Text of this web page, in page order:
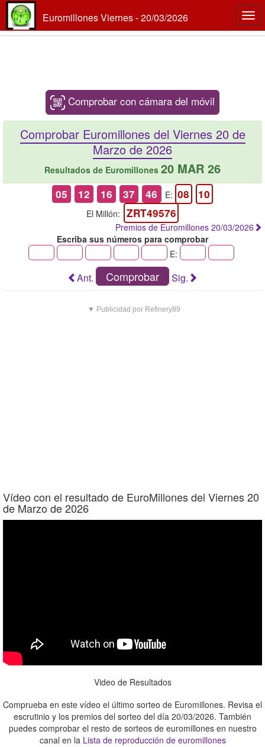
Euromillones Viernes - 20/03/2026
Comprobar con cámara del móvil
Comprobar Euromillones del Viernes 20 de
Marzo de 2026
Resultados de Euromillones 20 MAR 26
05 12 16 37 46 E: 08 10
El Millón: ZRT49576
Premios de Euromillones 20/03/2026
Escriba sus números para comprobar
E:
Ant. Comprobar Sig.
▼ Publicidad por Refinery89
Vídeo con el resultado de EuroMillones del Viernes 20
de Marzo de 2026
Video de Resultados
Comprueba en este vídeo el último sorteo de Euromillones. Revisa el
escrutinio y los premios del sorteo del día 20/03/2026. También
puedes comprobar el resto de sorteos de euromillones en nuestro
canal en la Lista de reproducción de euromillones